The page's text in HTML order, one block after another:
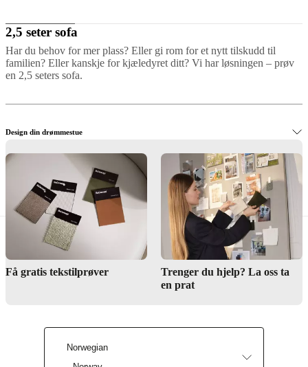
2,5 seter sofa
Har du behov for mer plass? Eller gi rom for et nytt tilskudd til
familien? Eller kanskje for kjæledyret ditt? Vi har løsningen – prøv
en 2,5 seters sofa.
Design din drømmestue
Interiør design service
Kjøp elegante 2,5-seters sofaer
Få gratis tekstilprøver
Trenger du hjelp? La oss ta
en prat
Norwegian